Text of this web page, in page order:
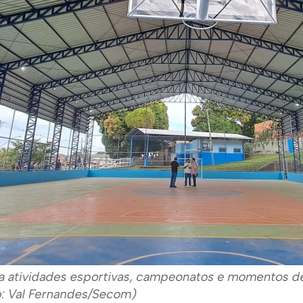
atividades esportivas, campeonatos e momentos
Val Fernandes/Secom)